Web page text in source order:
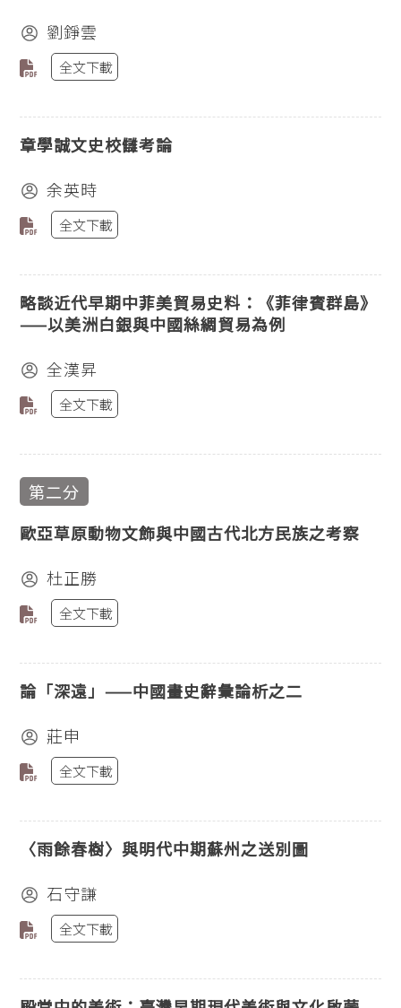
劉錚雲
全文下載
章學誠文史校讎考論
余英時
全文下載
略談近代早期中菲美貿易史料：《菲律賓群島》
——以美洲白銀與中國絲綢貿易為例
全漢昇
全文下載
第二分
歐亞草原動物文飾與中國古代北方民族之考察
杜正勝
全文下載
論「深遠」——中國畫史辭彙論析之二
莊申
全文下載
〈雨餘春樹〉與明代中期蘇州之送別圖
石守謙
全文下載